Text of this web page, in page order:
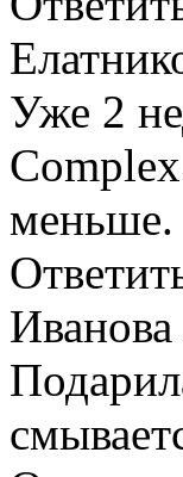
Уже 2
меньше.